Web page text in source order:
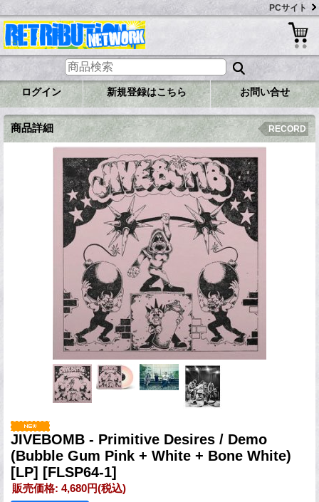
PCサイト
ログイン 新規登録はこちら お問い合せ
商品詳細 RECORD
JIVEBOMB - Primitive Desires / Demo
(Bubble Gum Pink + White + Bone White)
[LP] [FLSP64-1]
販売価格: 4,680円(税込)